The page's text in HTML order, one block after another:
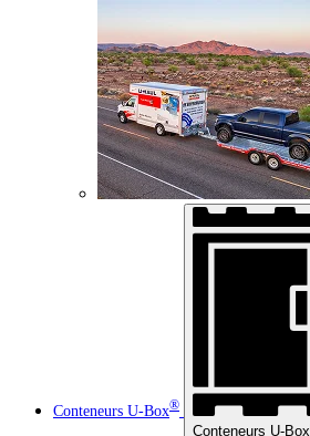
Conteneurs U-Box®
Conteneurs U-Box